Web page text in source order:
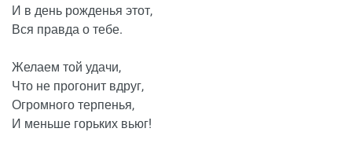
И в день рожденья этот,
Вся правда о тебе.
Желаем той удачи,
Что не прогонит вдруг,
Огромного терпенья,
И меньше горьких вьюг!